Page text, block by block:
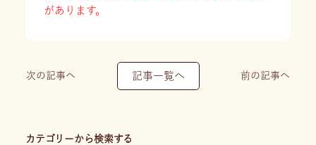
があります。
次の記事へ 記事一覧へ 前の記事へ
カテゴリーから検索する